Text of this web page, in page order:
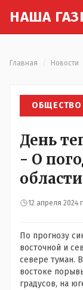
НАША Г
Главная Новости
ОБЩЕСТВО
День
- О
12 апреля 2024
По прогнозу
восточной и
севере туман.
востоке
градусов, на